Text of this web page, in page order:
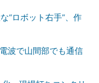
“ロボット右手”、作
波で山間部でも通信